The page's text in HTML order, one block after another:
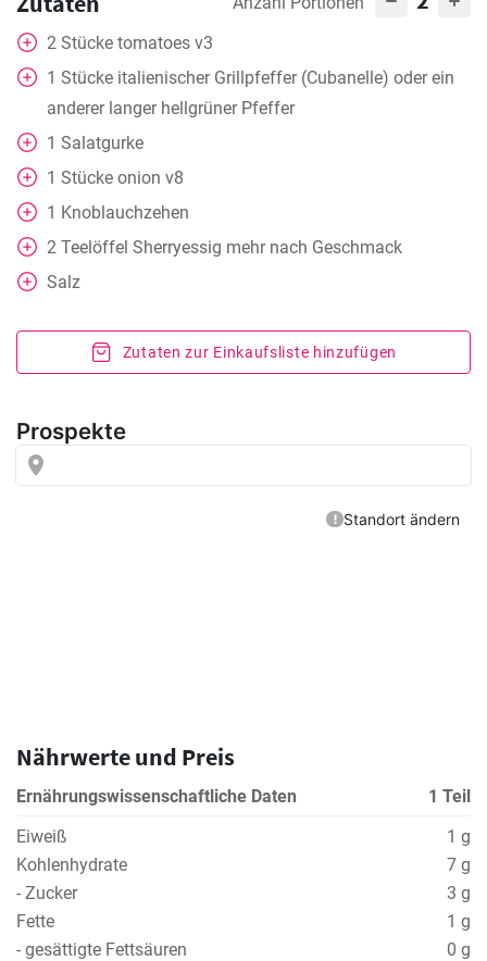
2 Stücke tomatoes v3
1 Stücke italienischer Grillpfeffer (Cubanelle) oder ein
anderer langer hellgrüner Pfeffer
1 Salatgurke
1 Stücke onion v8
1 Knoblauchzehen
2 Teelöffel Sherryessig mehr nach Geschmack
Salz
Zutaten zur Einkaufsliste hinzufügen
Nährwerte und Preis
Ernährungswissenschaftliche Daten
1 Teil
Eiweiß
1 g
Kohlenhydrate
7 g
- Zucker
3 g
Fette
1 g
- gesättigte Fettsäuren
0 g